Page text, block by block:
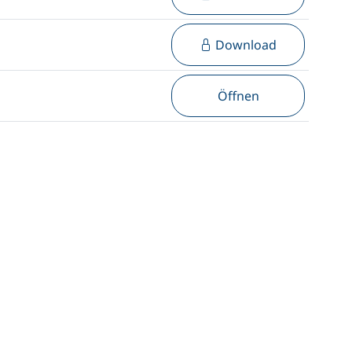
Download
Öffnen